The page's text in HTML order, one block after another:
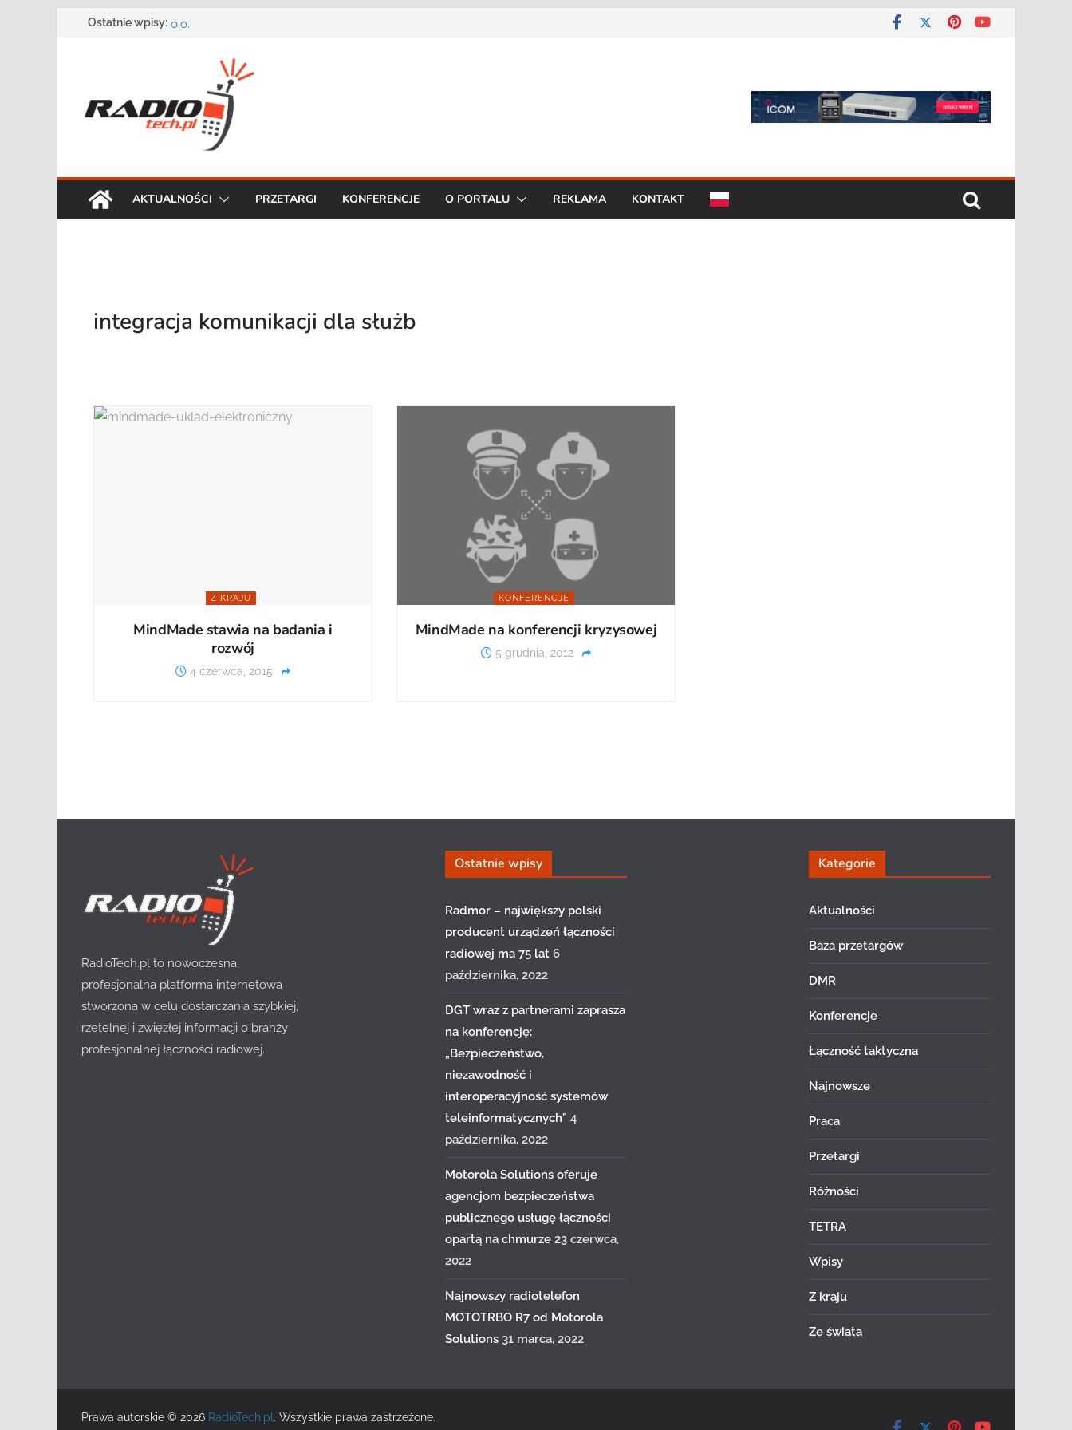
PrzejdźOstatnie wpisy:
radiowej ma 75 lat
DGT wraz z partnerami zaprasza na konferencję:
„Bezpieczeństwo, niezawodność i interoperacyjność
systemów teleinformatycznych”
Motorola Solutions oferuje agencjom bezpieczeństwa
publicznego usługę łączności opartą na chmurze
Solutions
AKTUALNOŚCI PRZETARGI KONFERENCJE O PORTALU REKLAMA KONTAKT
integracja komunikacji dla służb
Z KRAJU
MindMade stawia na badania i
rozwój
4 czerwca, 2015
KONFERENCJE
MindMade na konferencji kryzysowej
5 grudnia, 2012
RadioTech.pl to nowoczesna,
profesjonalna platforma internetowa
stworzona w celu dostarczania szybkiej,
rzetelnej i zwięzłej informacji o branży
profesjonalnej łączności radiowej.
Ostatnie wpisy
Radmor – największy polski
producent urządzeń łączności
radiowej ma 75 lat 6
października, 2022
DGT wraz z partnerami zaprasza
na konferencję:
„Bezpieczeństwo,
niezawodność i
interoperacyjność systemów
teleinformatycznych” 4
października, 2022
Motorola Solutions oferuje
agencjom bezpieczeństwa
publicznego usługę łączności
opartą na chmurze 23 czerwca,
2022
Najnowszy radiotelefon
MOTOTRBO R7 od Motorola
Solutions 31 marca, 2022
Kategorie
Aktualności
Baza przetargów
DMR
Konferencje
Łączność taktyczna
Najnowsze
Praca
Przetargi
Różności
TETRA
Wpisy
Z kraju
Ze świata
Prawa autorskie © 2026 RadioTech.pl . Wszystkie prawa zastrzeżone.